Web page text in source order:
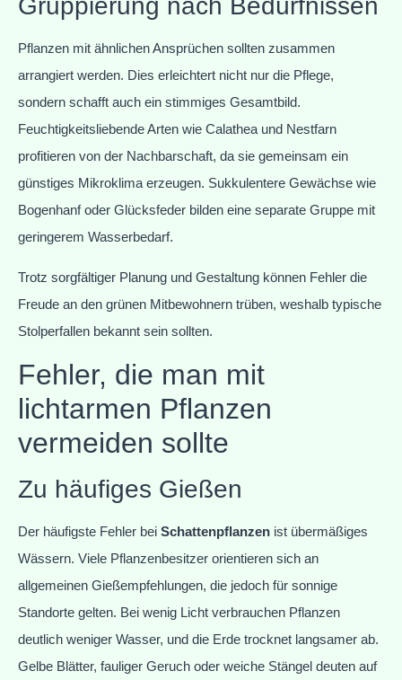
Gruppierung nach Bedürfnissen
Pflanzen mit ähnlichen Ansprüchen sollten zusammen
arrangiert werden. Dies erleichtert nicht nur die Pflege,
sondern schafft auch ein stimmiges Gesamtbild.
Feuchtigkeitsliebende Arten wie Calathea und Nestfarn
profitieren von der Nachbarschaft, da sie gemeinsam ein
günstiges Mikroklima erzeugen. Sukkulentere Gewächse wie
Bogenhanf oder Glücksfeder bilden eine separate Gruppe mit
geringerem Wasserbedarf.
Trotz sorgfältiger Planung und Gestaltung können Fehler die
Freude an den grünen Mitbewohnern trüben, weshalb typische
Stolperfallen bekannt sein sollten.
Fehler, die man mit
lichtarmen Pflanzen
vermeiden sollte
Zu häufiges Gießen
Der häufigste Fehler bei Schattenpflanzen ist übermäßiges
Wässern. Viele Pflanzenbesitzer orientieren sich an
allgemeinen Gießempfehlungen, die jedoch für sonnige
Standorte gelten. Bei wenig Licht verbrauchen Pflanzen
deutlich weniger Wasser, und die Erde trocknet langsamer ab.
Gelbe Blätter, fauliger Geruch oder weiche Stängel deuten auf